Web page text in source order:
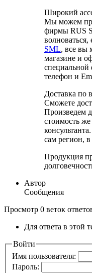
Широкий
Мы можем
фирмы RUS
SML, все вы
магазине и
телефон и
Доставка по
Сможете
Произведем
стоимость же
сам регион,
Продукция
Автор
Сообщения
Просмотр 0 веток
Для ответа в этой
Войти
Имя пользователя:
Пароль: